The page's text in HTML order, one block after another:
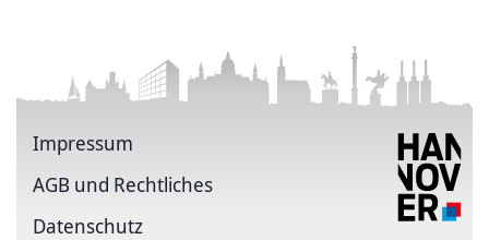
Impressum
AGB und Rechtliches
Datenschutz